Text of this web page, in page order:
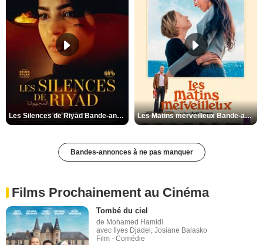
Les Silences de Riyad Bande-annonce VO STFR Les Matins merveilleux Bande-annonce VF
Bandes-annonces à ne pas manquer
Films Prochainement au Cinéma
Tombé du ciel
de Mohamed Hamidi
avec Ilyes Djadel, Josiane Balasko
Film - Comédie